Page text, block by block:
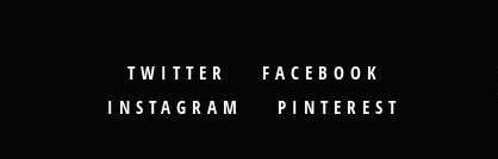
TWITTER
FACEBOOK
INSTAGRAM
PINTEREST